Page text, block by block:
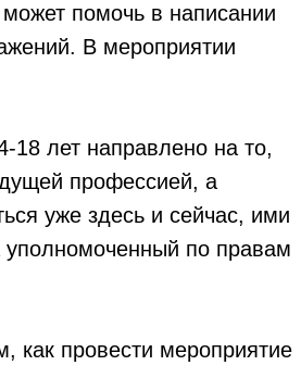
может помочь в написании
В мероприятии
18 лет направлено на то,
профессией, а
уже здесь и сейчас, ими
уполномоченный по правам
как провести мероприятие